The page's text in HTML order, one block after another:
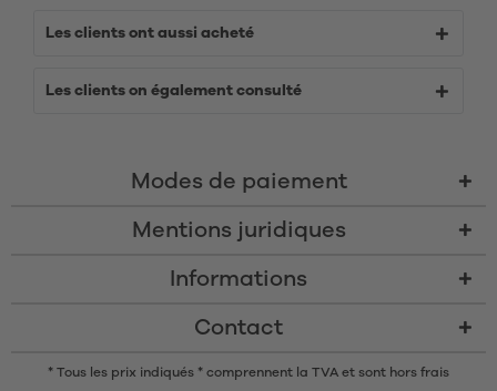
Les clients ont aussi acheté
Les clients on également consulté
Modes de paiement
Mentions juridiques
Informations
Contact
* Tous les prix indiqués * comprennent la TVA et sont hors frais